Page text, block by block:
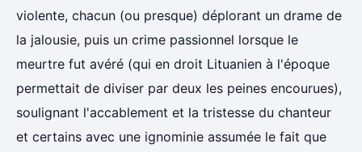
violente, chacun (ou presque) déplorant un drame de
la jalousie, puis un crime passionnel lorsque le
meurtre fut avéré (qui en droit Lituanien à l'époque
permettait de diviser par deux les peines encourues),
soulignant l'accablement et la tristesse du chanteur
et certains avec une ignominie assumée le fait que